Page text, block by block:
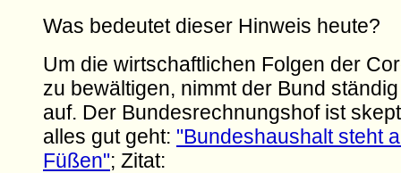
Was bedeutet dieser Hinweis heute?
Um die wirtschaftlichen Folgen der
zu bewältigen, nimmt der Bund
auf. Der Bundesrechnungshof ist
alles gut geht: "Bundeshaushalt steht
Füßen"; Zitat: